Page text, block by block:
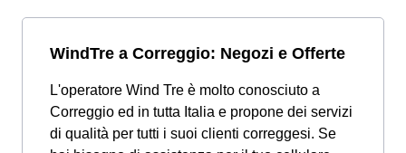
WindTre a Correggio: Negozi e Offerte
L'operatore Wind Tre è molto conosciuto a
Correggio ed in tutta Italia e propone dei servizi
di qualità per tutti i suoi clienti correggesi. Se